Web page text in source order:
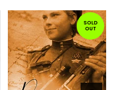
SOLD
OUT